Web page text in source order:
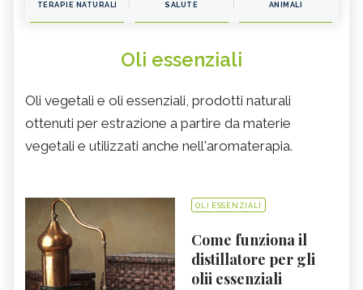
TERAPIE NATURALI SALUTE ANIMALI
Oli essenziali
Oli vegetali e oli essenziali, prodotti naturali
ottenuti per estrazione a partire da materie
vegetali e utilizzati anche nell'aromaterapia.
OLI ESSENZIALI
Come funziona il
distillatore per gli
olii essenziali